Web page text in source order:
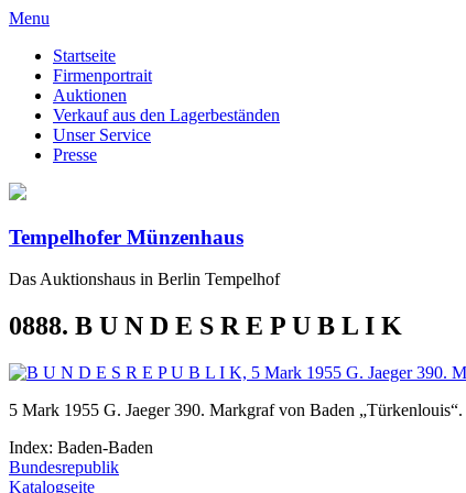
Menu
Startseite
Firmenportrait
Auktionen
Verkauf aus den Lagerbeständen
Unser Service
Presse
Tempelhofer Münzenhaus
Das Auktionshaus in Berlin Tempelhof
0888. B U N D E S R E P U B L I K
5 Mark 1955 G. Jaeger 390. Markgraf von Baden „Türkenlouis“.
Index: Baden-Baden
Bundesrepublik
Katalogseite